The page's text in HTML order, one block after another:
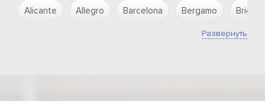
Alicante Allegro Barcelona Bergamo Brig
Развернуть